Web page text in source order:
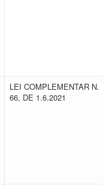
LEI COMPLEMENTAR N.
66, DE 1.6.2021